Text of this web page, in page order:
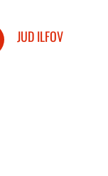
JUD ILFOV